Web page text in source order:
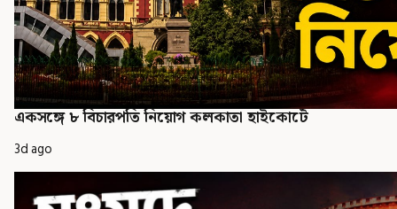
একসঙ্গে ৮ বিচারপতি নিয়োগ কলকাতা হাইকোর্টে
3d ago